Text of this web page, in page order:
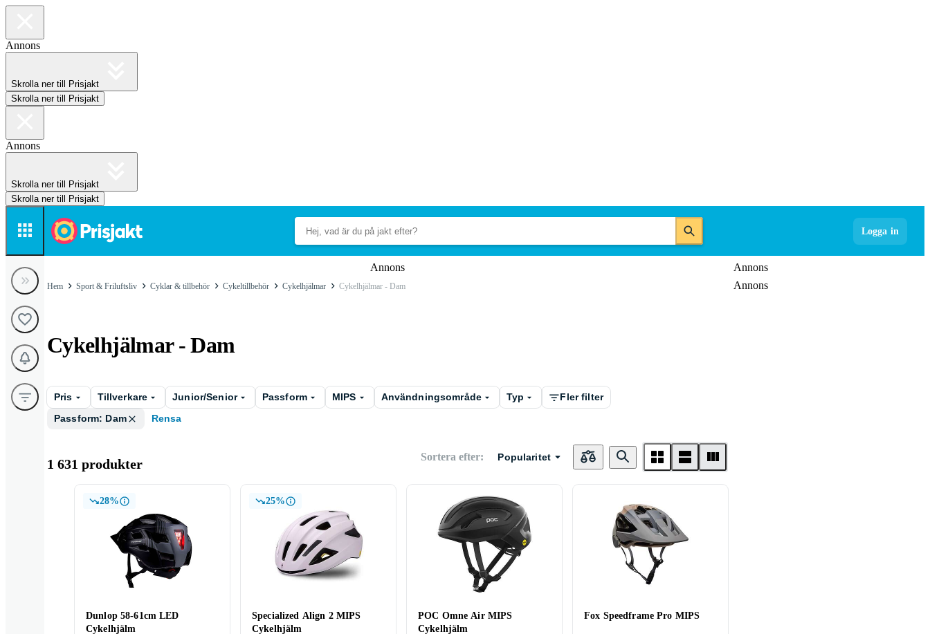
Annons
Skrolla ner till Prisjakt
Skrolla ner till Prisjakt
Annons
Skrolla ner till Prisjakt
Skrolla ner till Prisjakt
Logga in
Annons
Annons
Annons
Hem Sport & Friluftsliv Cyklar & tillbehör Cykeltillbehör Cykelhjälmar Cykelhjälmar - Dam
Cykelhjälmar - Dam
Pris Tillverkare Junior/Senior Passform MIPS Användningsområde Typ
Fler filter
Passform: Dam
Rensa
1 631 produkter Sortera efter: Popularitet
28%
Dunlop 58-61cm LED
Cykelhjälm
25%
Specialized Align 2 MIPS
Cykelhjälm
POC Omne Air MIPS
Cykelhjälm
Fox Speedframe Pro MIPS